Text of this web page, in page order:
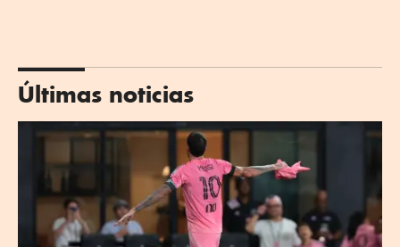
Últimas noticias